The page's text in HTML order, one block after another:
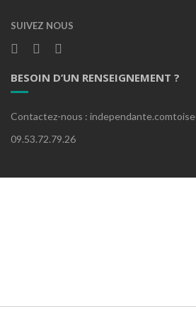
SUIVEZ NOUS
BESOIN D’UN RENSEIGNEMENT ?
Contactez-nous :
09.53.72.79.26